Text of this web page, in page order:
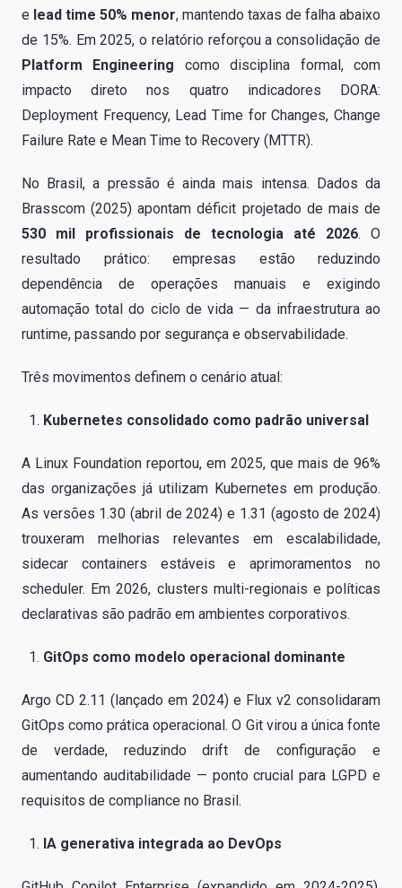
e lead time 50% menor, mantendo taxas de falha abaixo
de 15%. Em 2025, o relatório reforçou a consolidação de
Platform Engineering como disciplina formal, com
impacto direto nos quatro indicadores DORA:
Deployment Frequency, Lead Time for Changes, Change
Failure Rate e Mean Time to Recovery (MTTR).
No Brasil, a pressão é ainda mais intensa. Dados da
Brasscom (2025) apontam déficit projetado de mais de
530 mil profissionais de tecnologia até 2026. O
resultado prático: empresas estão reduzindo
dependência de operações manuais e exigindo
automação total do ciclo de vida — da infraestrutura ao
runtime, passando por segurança e observabilidade.
Três movimentos definem o cenário atual:
Kubernetes consolidado como padrão universal
A Linux Foundation reportou, em 2025, que mais de 96%
das organizações já utilizam Kubernetes em produção.
As versões 1.30 (abril de 2024) e 1.31 (agosto de 2024)
trouxeram melhorias relevantes em escalabilidade,
sidecar containers estáveis e aprimoramentos no
scheduler. Em 2026, clusters multi-regionais e políticas
declarativas são padrão em ambientes corporativos.
GitOps como modelo operacional dominante
Argo CD 2.11 (lançado em 2024) e Flux v2 consolidaram
GitOps como prática operacional. O Git virou a única fonte
de verdade, reduzindo drift de configuração e
aumentando auditabilidade — ponto crucial para LGPD e
requisitos de compliance no Brasil.
IA generativa integrada ao DevOps